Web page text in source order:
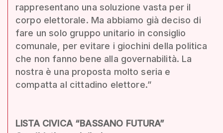
rappresentano una soluzione vasta per il
corpo elettorale. Ma abbiamo già deciso di
fare un solo gruppo unitario in consiglio
comunale, per evitare i giochini della politica
che non fanno bene alla governabilità. La
nostra è una proposta molto seria e
compatta al cittadino elettore.”
LISTA CIVICA “BASSANO FUTURA”